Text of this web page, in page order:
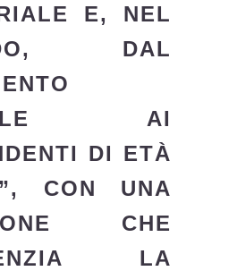
E, NEL
DAL
AI
DI ETÀ
CON UNA
CHE
LA